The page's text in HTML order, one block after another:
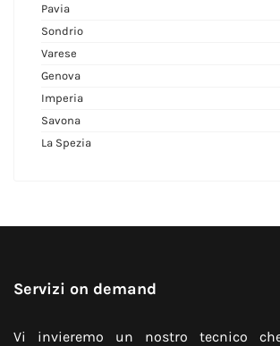
Pavia
Sondrio
Varese
Genova
Imperia
Savona
La Spezia
Servizi on demand
Vi invieremo un nostro tecnico